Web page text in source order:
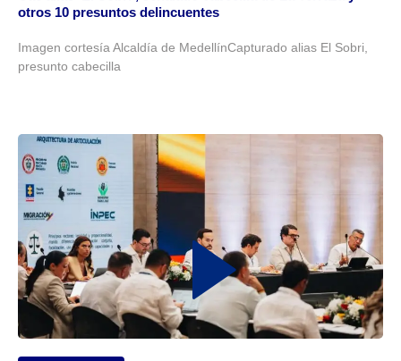
otros 10 presuntos delincuentes
Imagen cortesía Alcaldía de MedellínCapturado alias El Sobri,
presunto cabecilla